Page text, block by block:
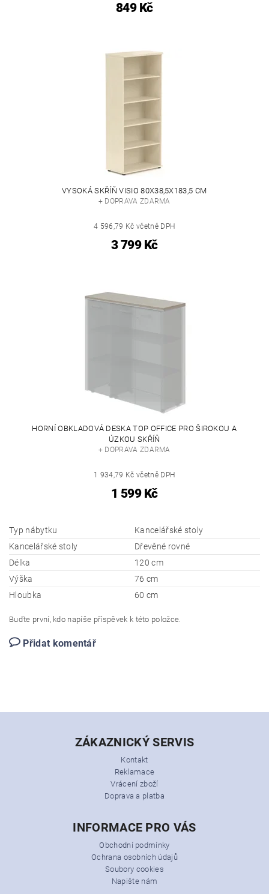
849 Kč
VYSOKÁ SKŘÍŇ VISIO 80X38,5X183,5 CM
+ DOPRAVA ZDARMA
4 596,79 Kč včetně DPH
3 799 Kč
HORNÍ OBKLADOVÁ DESKA TOP OFFICE PRO ŠIROKOU A
ÚZKOU SKŘÍŇ
+ DOPRAVA ZDARMA
1 934,79 Kč včetně DPH
1 599 Kč
Typ nábytku
Kancelářské stoly
Kancelářské stoly
Dřevěné rovné
Délka
120 cm
Výška
76 cm
Hloubka
60 cm
Buďte první, kdo napíše příspěvek k této položce.
Přidat komentář
ZÁKAZNICKÝ SERVIS
Kontakt
Reklamace
Vrácení zboží
Doprava a platba
INFORMACE PRO VÁS
Obchodní podmínky
Ochrana osobních údajů
Soubory cookies
Napište nám